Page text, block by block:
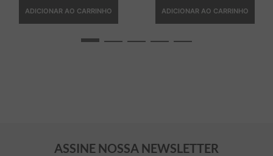
ADICIONAR AO CARRINHO ADICIONAR AO CARRINHO
ASSINE NOSSA NEWSLETTER